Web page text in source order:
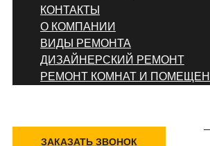
КОНТАКТЫ
О КОМПАНИИ
ВИДЫ РЕМОНТА
ДИЗАЙНЕРСКИЙ РЕМОНТ
РЕМОНТ КОМНАТ И
ЗАКАЗАТЬ ЗВОНОК